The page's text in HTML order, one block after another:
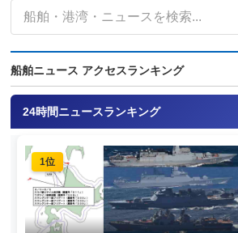
船舶ニュース アクセスランキング
24時間ニュースランキング
1位